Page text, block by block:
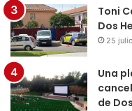
Toni
Dos
25
Una
de